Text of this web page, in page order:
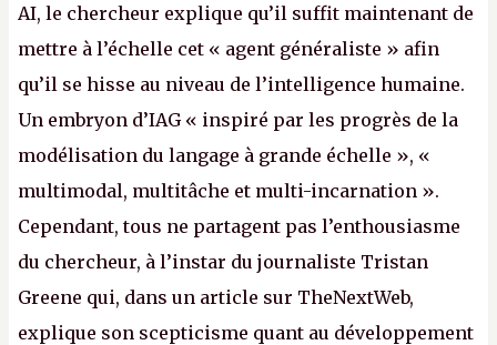
AI, le chercheur explique qu’il suffit maintenant de
mettre à l’échelle cet « agent généraliste » afin
qu’il se hisse au niveau de l’intelligence humaine.
Un embryon d’IAG « inspiré par les progrès de la
modélisation du langage à grande échelle », «
multimodal, multitâche et multi-incarnation ».
Cependant, tous ne partagent pas l’enthousiasme
du chercheur, à l’instar du journaliste Tristan
Greene qui, dans un article sur TheNextWeb,
explique son scepticisme quant au développement